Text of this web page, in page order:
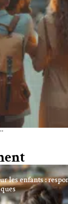
les enfants :